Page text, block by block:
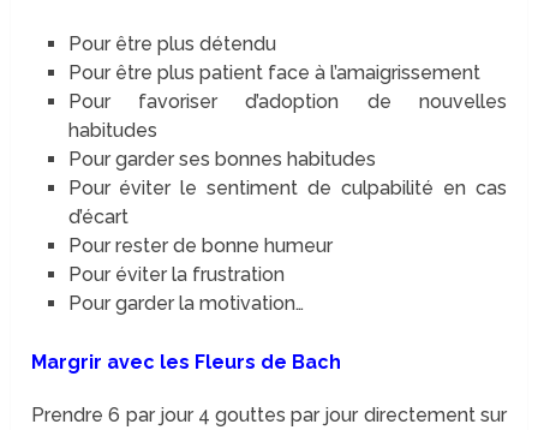
Pour être plus détendu
Pour être plus patient face à l’amaigrissement
Pour favoriser d’adoption de nouvelles
habitudes
Pour garder ses bonnes habitudes
Pour éviter le sentiment de culpabilité en cas
d’écart
Pour rester de bonne humeur
Pour éviter la frustration
Pour garder la motivation…
Margrir avec les Fleurs de Bach
Prendre 6 par jour 4 gouttes par jour directement sur